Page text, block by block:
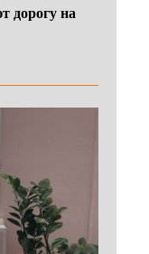
дорогу на